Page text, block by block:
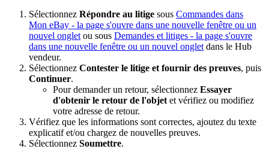
Sélectionnez Répondre au litige sous Commandes dans
Mon eBay - la page s'ouvre dans une nouvelle fenêtre ou un
nouvel onglet ou sous Demandes et litiges - la page s'ouvre
dans une nouvelle fenêtre ou un nouvel onglet dans le Hub
vendeur.
Sélectionnez Contester le litige et fournir des preuves, puis
Continuer.
Pour demander un retour, sélectionnez Essayer
d'obtenir le retour de l'objet et vérifiez ou modifiez
votre adresse de retour.
Vérifiez que les informations sont correctes, ajoutez du texte
explicatif et/ou chargez de nouvelles preuves.
Sélectionnez Soumettre.